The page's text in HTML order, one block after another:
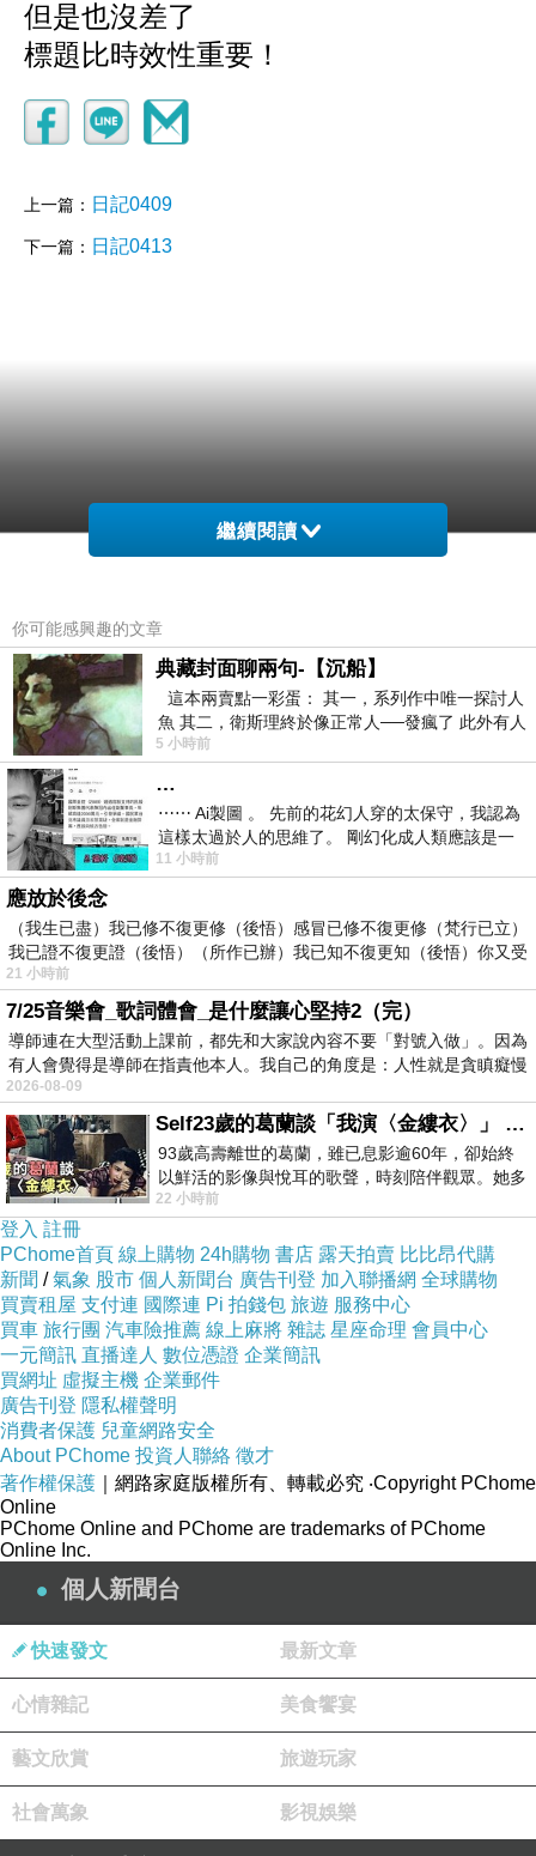
但是也沒差了
標題比時效性重要！
上一篇： 日記0409
下一篇： 日記0413
繼續閱讀
你可能感興趣的文章
典藏封面聊兩句-【沉船】
這本兩賣點一彩蛋： 其一，系列作中唯一探討人
魚 其二，衛斯理終於像正常人──發瘋了 此外有人
在南極打死北極熊（@《地心
5 小時前
…
⋯⋯ Ai製圖 。 先前的花幻人穿的太保守，我認為
這樣太過於人的思維了。 剛幻化成人類應該是一
絲不掛吧？ 當然這樣是創不出
11 小時前
應放於後念
（我生已盡）我已修不復更修（後悟）感冒已修不復更修（梵行已立）
我已證不復更證（後悟）（所作已辦）我已知不復更知（後悟）你又受
21 小時前
7/25音樂會_歌詞體會_是什麼讓心堅持2（完）
導師連在大型活動上課前，都先和大家說內容不要「對號入做」。因為
有人會覺得是導師在指責他本人。我自己的角度是：人性就是貪瞋癡慢
2026-08-09
Self23歲的葛蘭談「我演〈金縷衣〉」 #戀上老電影 #粟子 #葛蘭
93歲高壽離世的葛蘭，雖已息影逾60年，卻始終
以鮮活的影像與悅耳的歌聲，時刻陪伴觀眾。她多
才多藝、陽光開朗的形象，不僅保留在電影
22 小時前
登入 註冊
PChome首頁 線上購物 24h購物 書店 露天拍賣 比比昂代購
新聞 /氣象 股市 個人新聞台 廣告刊登 加入聯播網 全球購物
買賣租屋 支付連 國際連 Pi 拍錢包 旅遊 服務中心
買車 旅行團 汽車險推薦 線上麻將 雜誌 星座命理 會員中心
一元簡訊 直播達人 數位憑證 企業簡訊
買網址 虛擬主機 企業郵件
廣告刊登 隱私權聲明
消費者保護 兒童網路安全
About PChome 投資人聯絡 徵才
著作權保護 ｜網路家庭版權所有、轉載必究 ‧Copyright PChome
Online
PChome Online and PChome are trademarks of PChome
Online Inc.
個人新聞台
快速發文 最新文章
心情雜記 美食饗宴
藝文欣賞 旅遊玩家
社會萬象 影視娛樂